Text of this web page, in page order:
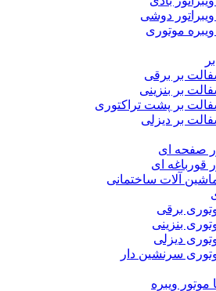
دوشی
موتوری
بر برقی
بر بنزینی
بر پشت تراکتوری
بر دیزلی
صفحه ای
قورباغه ای
آلات ساختمانی
برقی
بنزینی
دیزلی
سرنشین دار
موتور ویبره